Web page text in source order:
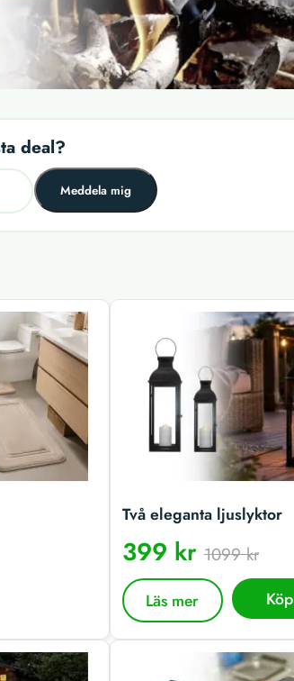
deal?
Meddela mig
Två eleganta ljuslyktor
399 kr1099 kr
Läs mer Köp